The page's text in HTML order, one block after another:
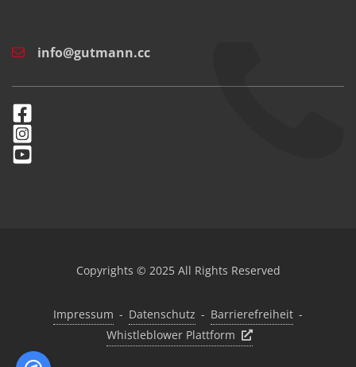
info@gutmann.cc
Copyrights © 2025 All Rights Reserved
Impressum - Datenschutz - Barrierefreiheit -
Whistleblower Plattform